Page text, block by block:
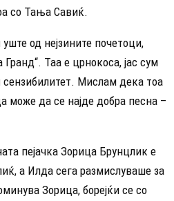
со Тања Савиќ.
од нејзините почетоци,
Таа е црнокоса, јас сум
Мислам дека тоа
може да се најде добра песна –
пејачка Зорица Брунцлик е
а Илда сега размислуваше за
Зорица, борејќи се со